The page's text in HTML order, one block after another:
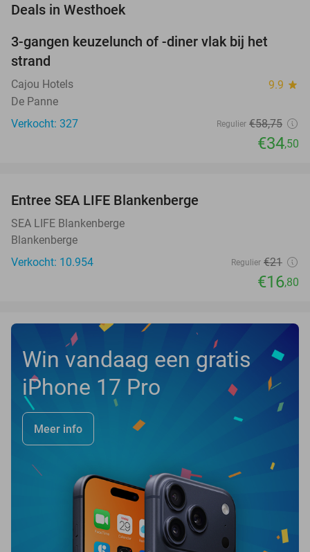
Deals in Westhoek
3-gangen keuzelunch of -diner vlak bij het
strand
Cajou Hotels 9.9 star
De Panne
Verkocht: 327
Regulier €58,75
€34,50
Entree SEA LIFE Blankenberge
SEA LIFE Blankenberge
Blankenberge
Verkocht: 10.954
Regulier €21
€16,80
Win vandaag een gratis
iPhone 17 Pro
Meer info